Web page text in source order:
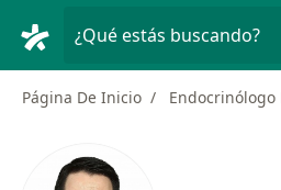
¿Qué estás buscando?
Página De Inicio Endocrinólogo